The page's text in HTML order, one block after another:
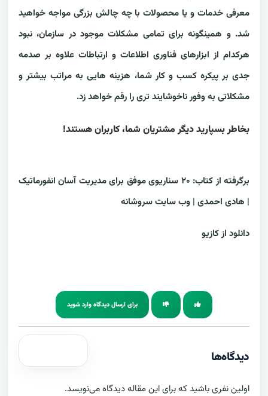
معرفی خدمات و یا محصولات با چه چالش بزرگی مواجه خواهید
شد. و همینگونه برای تمامی مشکلات موجود در سازمان، نبود
هرکدام از ابزارهای فناوری اطلاعات و ارتباطات علاوه بر صدمه
جدی بر پیکره کسب و کار شما، هزینه هایی به مراتب بیشتر و
مشکلاتی به وفور ناخوشایند تری را رقم خواهد زد.
بخاطر بسپارید دیگر مشتریان شما، کاربران هستند!
برگرفته از کتاب: ۲۰ سناریوی موفق برای مدیریت آسان انفورماتیک
| هادی احمدی | وب سایتسروشانه
دانلود ازکازیو
برای ارسال دیدگاه وارد شوید
دیدگاه‌ها
اولین نفری باشید که برای این مقاله دیدگاه می‌نویسد.